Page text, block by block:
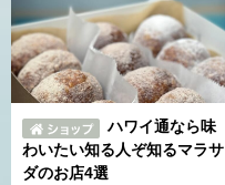
ハワイ通なら味
わいたい知る人ぞ知るマラサ
ダのお店4選